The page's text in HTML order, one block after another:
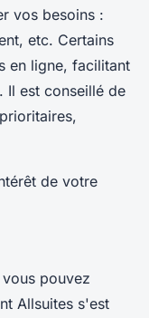
vos besoins :
etc. Certains
en ligne, facilitant
Il est conseillé de
de votre
pouvez
Allsuites s'est